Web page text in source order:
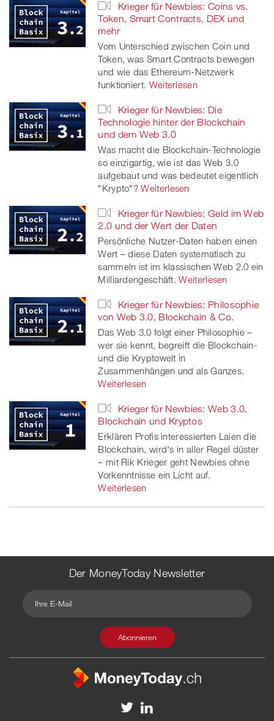
Krieger für Newbies: Coins vs.
Token, Smart Contracts, DEX und
mehr
Vom Unterschied zwischen Coin und
Token, was Smart Contracts bewegen
und wie das Ethereum-Netzwerk
funktioniert. Weiterlesen
Krieger für Newbies: Die
Technologie hinter der Blockchain
und dem Web 3.0
Was macht die Blockchain-Technologie
so einzigartig, wie ist das Web 3.0
aufgebaut und was bedeutet eigentlich
"Krypto"? Weiterlesen
Krieger für Newbies: Geld im Web
2.0 und der Wert der Daten
Persönliche Nutzer-Daten haben einen
Wert – diese Daten systematisch zu
sammeln ist im klassischen Web 2.0 ein
Milliardengeschäft. Weiterlesen
Krieger für Newbies: Philosophie
von Web 3.0, Blockchain & Co.
Das Web 3.0 folgt einer Philosophie –
wer sie kennt, begreift die Blockchain-
und die Kryptowelt in
Zusammenhängen und als Ganzes.
Weiterlesen
Krieger für Newbies: Web 3.0,
Blockchain und Kryptos
Erklären Profis interessierten Laien die
Blockchain, wird's in aller Regel düster
– mit Rik Krieger geht Newbies ohne
Vorkenntnisse ein Licht auf.
Weiterlesen
Der MoneyToday Newsletter